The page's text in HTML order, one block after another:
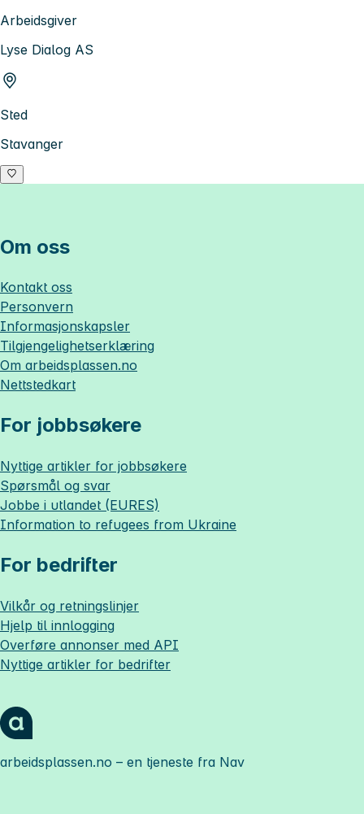
Arbeidsgiver
Lyse Dialog AS
Sted
Stavanger
Om oss
Kontakt oss
Personvern
Informasjonskapsler
Tilgjengelighetserklæring
Om arbeidsplassen.no
Nettstedkart
For jobbsøkere
Nyttige artikler for jobbsøkere
Spørsmål og svar
Jobbe i utlandet (EURES)
Information to refugees from Ukraine
For bedrifter
Vilkår og retningslinjer
Hjelp til innlogging
Overføre annonser med API
Nyttige artikler for bedrifter
arbeidsplassen.no – en tjeneste fra Nav